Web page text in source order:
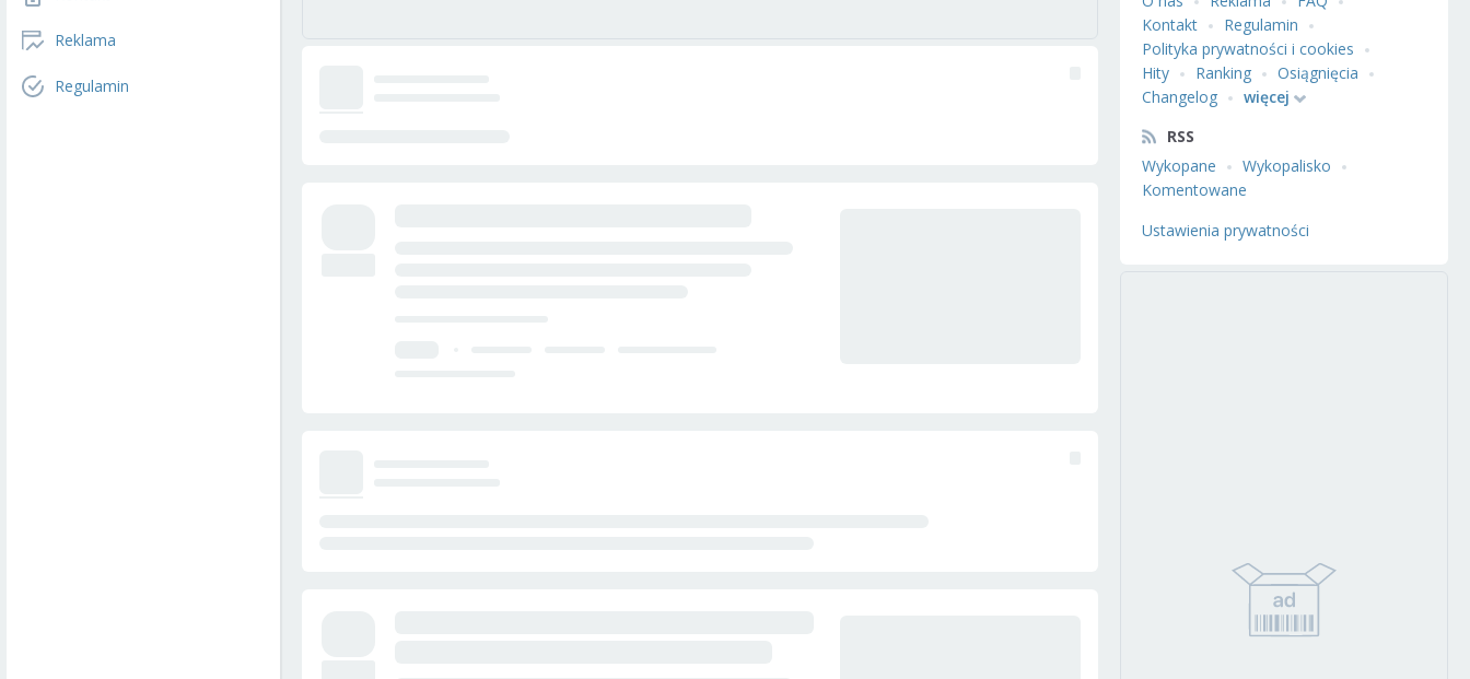
Reklama
Regulamin
Kontakt
Regulamin
Polityka prywatności i cookies
Hity
Ranking
Osiągnięcia
Changelog
więcej
RSS
Wykopane
Wykopalisko
Komentowane
Ustawienia prywatności